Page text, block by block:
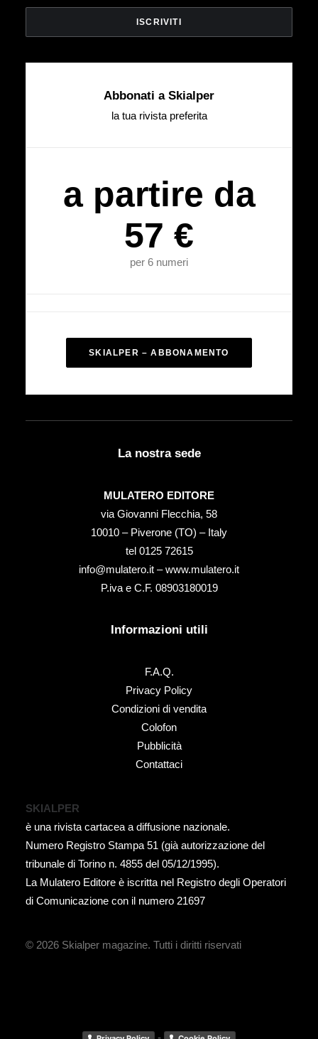
Abbonati a Skialper
la tua rivista preferita
a partire da
57 €
per 6 numeri
SKIALPER – ABBONAMENTO
La nostra sede
MULATERO EDITORE
via Giovanni Flecchia, 58
10010 – Piverone (TO) – Italy
tel ‭0125 72615‬
info@mulatero.it –www.mulatero.it
P.iva e C.F. 08903180019
Informazioni utili
F.A.Q.
Privacy Policy
Condizioni di vendita
Colofon
Pubblicità
Contattaci
SKIALPER
è una rivista cartacea a diffusione nazionale.
Numero Registro Stampa 51 (già autorizzazione del
tribunale di Torino n. 4855 del 05/12/1995).
La Mulatero Editore è iscritta nel Registro degli Operatori
di Comunicazione con il numero 21697
© 2026 Skialper magazine. Tutti i diritti riservati